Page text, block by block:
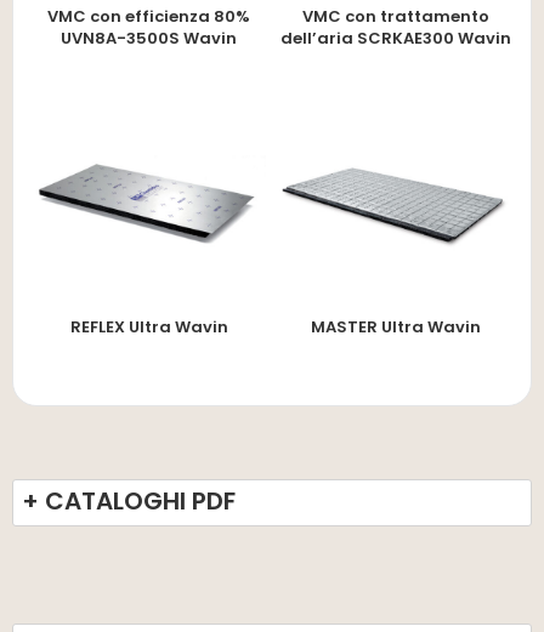
VMC con efficienza 80%
UVN8A-3500S Wavin
VMC con trattamento
dell’aria SCRKAE300 Wavin
REFLEX Ultra Wavin MASTER Ultra Wavin
+ CATALOGHI PDF